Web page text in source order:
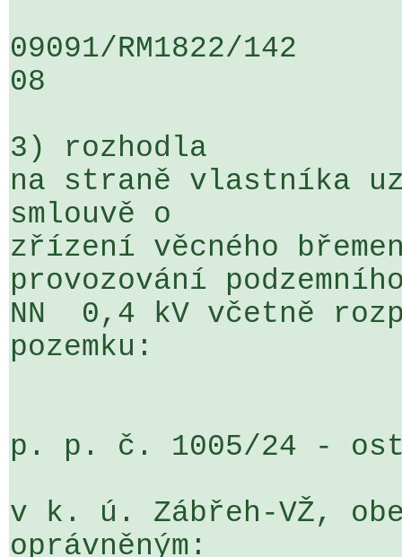
09091/RM1822/
08
3) rozhodla
na straně vlastníka
smlouvě o
zřízení věcného
provozování
NN  0,4 kV včetně
pozemku:
p. p. č. 1005/24 -
v k. ú. Zábřeh-VŽ,
oprávněným: